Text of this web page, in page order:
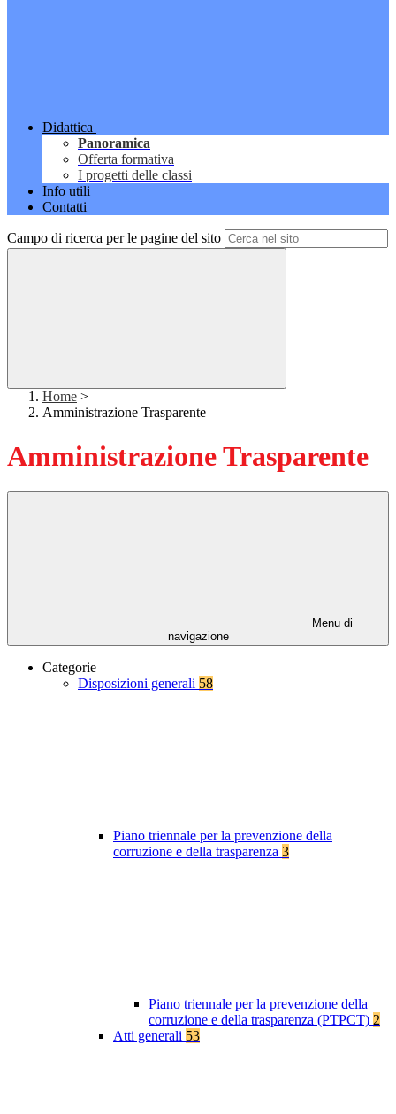
Didattica
Panoramica
Offerta formativa
I progetti delle classi
Info utili
Contatti
Campo di ricerca per le pagine del sito
Home >
Amministrazione Trasparente
Amministrazione Trasparente
Menu di
navigazione
Categorie
Disposizioni generali 58
Piano triennale per la prevenzione della
corruzione e della trasparenza 3
Piano triennale per la prevenzione della
corruzione e della trasparenza (PTPCT) 2
Atti generali 53